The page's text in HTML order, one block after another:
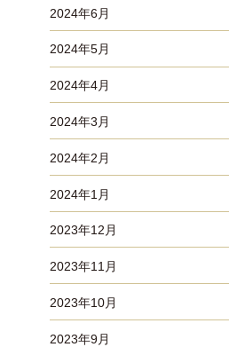
2024年6月
2024年5月
2024年4月
2024年3月
2024年2月
2024年1月
2023年12月
2023年11月
2023年10月
2023年9月